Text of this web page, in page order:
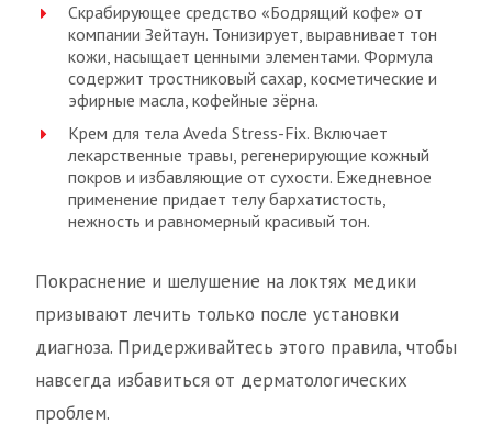
Скрабирующее средство «Бодрящий кофе» от
компании Зейтаун. Тонизирует, выравнивает тон
кожи, насыщает ценными элементами. Формула
содержит тростниковый сахар, косметические и
эфирные масла, кофейные зёрна.
Крем для тела Aveda Stress-Fix. Включает
лекарственные травы, регенерирующие кожный
покров и избавляющие от сухости. Ежедневное
применение придает телу бархатистость,
нежность и равномерный красивый тон.
Покраснение и шелушение на локтях медики
призывают лечить только после установки
диагноза. Придерживайтесь этого правила, чтобы
навсегда избавиться от дерматологических
проблем.